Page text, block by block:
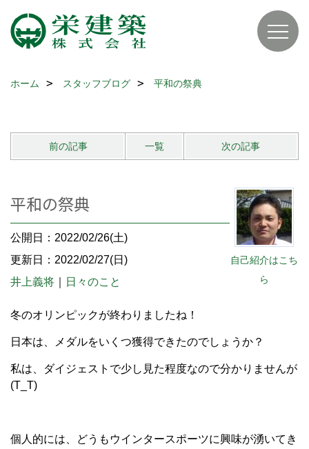
ホーム スタッフブログ 平和の祭典
前の記事 一覧 次の記事
自己紹介はこち
ら
平和の祭典
公開日：2022/02/26(土)
更新日：2022/02/27(日)
井上義将
日々のこと
冬のオリンピックが終わりましたね！
日本は、メダルをいくつ獲得できたのでしょうか？
私は、ダイジェストで少し見た程度なので分かりませんが
(T_T)
個人的には、どうもウインタースポーツに興味が湧いてき